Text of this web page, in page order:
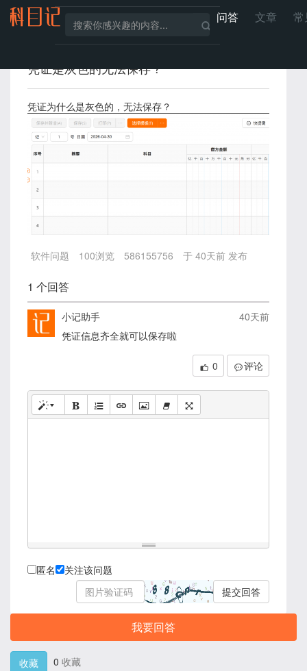
问答 文章 常
凭证是灰色的无法保存？
凭证为什么是灰色的，无法保存？
软件问题 100浏览 586155756 于 40天前 发布
1 个回答
小记助手
40天前
凭证信息齐全就可以保存啦
0 评论
匿名
关注该问题
提交回答
我要回答
收藏 0 收藏